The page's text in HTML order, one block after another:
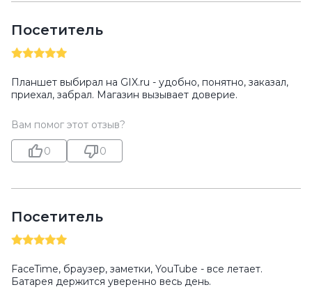
Посетитель
Планшет выбирал на GIX.ru - удобно, понятно, заказал,
приехал, забрал. Магазин вызывает доверие.
Вам помог этот отзыв?
0 0
Посетитель
FaceTime, браузер, заметки, YouTube - все летает.
Батарея держится уверенно весь день.